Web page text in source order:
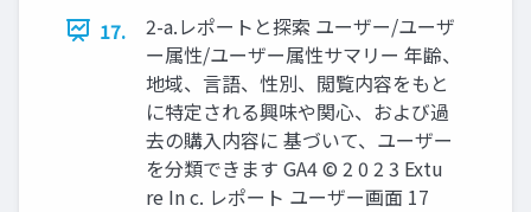
17.
2-a.レポートと探索 ユーザー/ユーザ
ー属性/ユーザー属性サマリー 年齢、
地域、言語、性別、閲覧内容をもと
に特定される興味や関心、および過
去の購入内容に 基づいて、ユーザー
を分類できます GA4 © 2 0 2 3 Extu
re In c. レポート ユーザー画面 17